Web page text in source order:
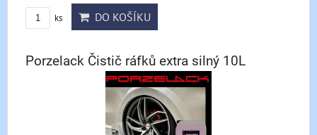
ks DO KOŠÍKU
Porzelack Čistič ráfků extra silný 10L